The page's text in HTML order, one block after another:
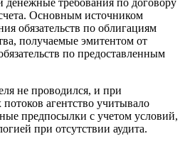
денежные требования по договору
Основным источником
обязательств по облигациям
получаемые эмитентом от
по предоставленным
не проводился, и при
агентство учитывало
предпосылки с учетом условий,
при отсутствии аудита.